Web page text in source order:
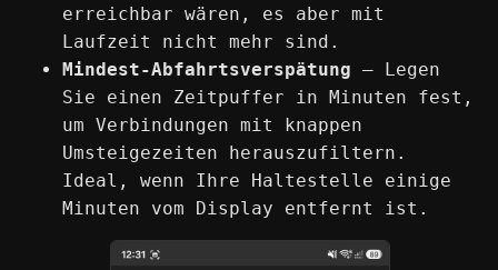
erreichbar wären, es aber mit
Laufzeit nicht mehr sind.
Mindest-Abfahrtsverspätung — Legen
Sie einen Zeitpuffer in Minuten fest,
um Verbindungen mit knappen
Umsteigezeiten herauszufiltern.
Ideal, wenn Ihre Haltestelle einige
Minuten vom Display entfernt ist.